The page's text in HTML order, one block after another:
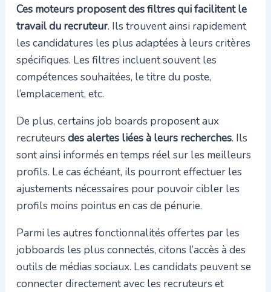
Ces moteurs proposent des filtres qui facilitent le
travail du recruteur. Ils trouvent ainsi rapidement
les candidatures les plus adaptées à leurs critères
spécifiques. Les filtres incluent souvent les
compétences souhaitées, le titre du poste,
l’emplacement, etc.
De plus, certains job boards proposent aux
recruteurs des alertes liées à leurs recherches. Ils
sont ainsi informés en temps réel sur les meilleurs
profils. Le cas échéant, ils pourront effectuer les
ajustements nécessaires pour pouvoir cibler les
profils moins pointus en cas de pénurie.
Parmi les autres fonctionnalités offertes par les
jobboards les plus connectés, citons l’accès à des
outils de médias sociaux. Les candidats peuvent se
connecter directement avec les recruteurs et